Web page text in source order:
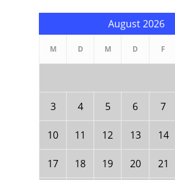
August 2026
M D M D F
3 4 5 6 7
10 11 12 13 14
17 18 19 20 21